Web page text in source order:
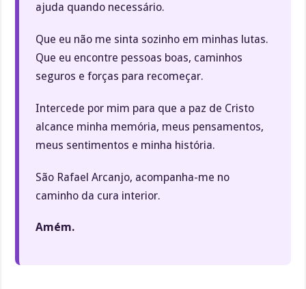
ajuda quando necessário.
Que eu não me sinta sozinho em minhas lutas.
Que eu encontre pessoas boas, caminhos
seguros e forças para recomeçar.
Intercede por mim para que a paz de Cristo
alcance minha memória, meus pensamentos,
meus sentimentos e minha história.
São Rafael Arcanjo, acompanha-me no
caminho da cura interior.
Amém.